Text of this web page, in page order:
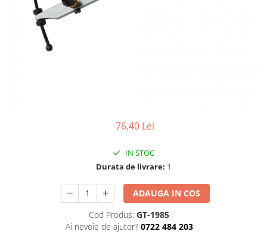
Ceasuri Daniel Klein
Ceasuri Lorus
Ceasuri Q&Q
Pensete
Scule de Mana
Scule Speciale
Suporti de Lucru
Surubelnite fine
76,40 Lei
IN STOC
Durata de livrare: 1
ADAUGA IN COS
Cod Produs: GT-1985
Ai nevoie de ajutor? 0722 484 203